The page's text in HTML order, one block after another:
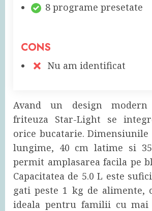
8 programe presetate
CONS
Nu am identificat
Avand un design
friteuza Star-Light se
orice bucatarie. Dimensiunile
lungime, 40 cm latime si
permit amplasarea facila pe
Capacitatea de 5.0 L este
gati peste 1 kg de alimente,
ideala pentru familii cu